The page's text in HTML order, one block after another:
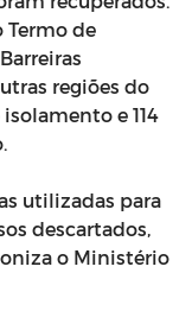
Termo de
regiões do
e 114
utilizadas para
descartados,
o Ministério